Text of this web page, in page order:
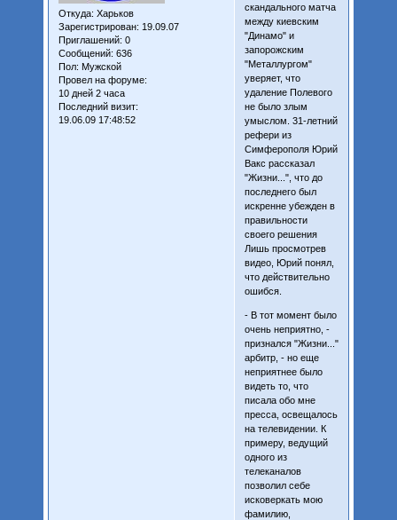
Откуда: Харьков
Зарегистрирован: 19.09.07
Приглашений: 0
Сообщений: 636
Пол: Мужской
Провел на форуме:
10 дней 2 часа
Последний визит:
19.06.09 17:48:52
скандального матча
между киевским
"Динамо" и
запорожским
"Металлургом"
уверяет, что
удаление Полевого
не было злым
умыслом. 31-летний
рефери из
Симферополя Юрий
Вакс рассказал
"Жизни...", что до
последнего был
искренне убежден в
правильности
своего решения
Лишь просмотрев
видео, Юрий понял,
что действительно
ошибся.
- В тот момент было
очень неприятно, -
признался "Жизни..."
арбитр, - но еще
неприятнее было
видеть то, что
писала обо мне
пресса, освещалось
на телевидении. К
примеру, ведущий
одного из
телеканалов
позволил себе
исковеркать мою
фамилию,